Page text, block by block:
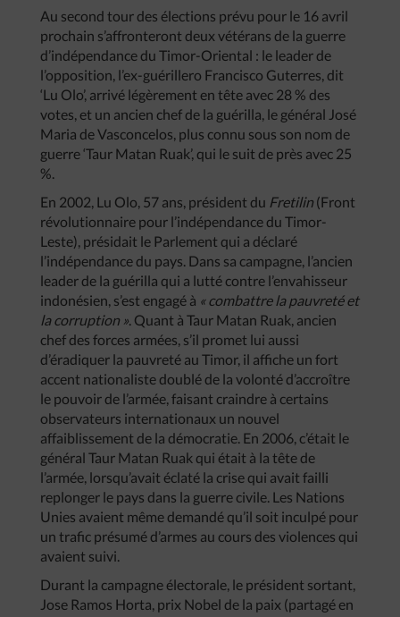
Au second tour des élections prévu pour le 16 avril
prochain s’affronteront deux vétérans de la guerre
d’indépendance du Timor-Oriental : le leader de
l’opposition, l’ex-guérillero Francisco Guterres, dit
‘Lu Olo’, arrivé légèrement en tête avec 28 % des
votes, et un ancien chef de la guérilla, le général José
Maria de Vasconcelos, plus connu sous son nom de
guerre ‘Taur Matan Ruak’, qui le suit de près avec 25
%.
En 2002, Lu Olo, 57 ans, président du Fretilin (Front
révolutionnaire pour l’indépendance du Timor-
Leste), présidait le Parlement qui a déclaré
l’indépendance du pays. Dans sa campagne, l’ancien
leader de la guérilla qui a lutté contre l’envahisseur
indonésien, s’est engagé à « combattre la pauvreté et
la corruption ». Quant à Taur Matan Ruak, ancien
chef des forces armées, s’il promet lui aussi
d’éradiquer la pauvreté au Timor, il affiche un fort
accent nationaliste doublé de la volonté d’accroître
le pouvoir de l’armée, faisant craindre à certains
observateurs internationaux un nouvel
affaiblissement de la démocratie. En 2006, c’était le
général Taur Matan Ruak qui était à la tête de
l’armée, lorsqu’avait éclaté la crise qui avait failli
replonger le pays dans la guerre civile. Les Nations
Unies avaient même demandé qu’il soit inculpé pour
un trafic présumé d’armes au cours des violences qui
avaient suivi.
Durant la campagne électorale, le président sortant,
Jose Ramos Horta, prix Nobel de la paix (partagé en